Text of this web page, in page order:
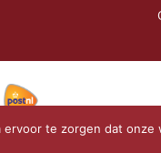
ervoor te zorgen dat